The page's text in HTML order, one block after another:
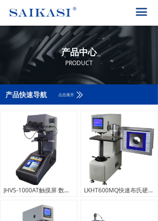
끀
首页
关于赛卡司
解决方案
赛卡司服务
联系我们
400-8617-185
产品中心
PRODUCT
产品中心
PRODUCT
ꅀ
产品快速导航 点击展开
JHVS-1000AT触摸屏 数显显微维氏硬度计 LKHT600MQ快速布氏硬度计